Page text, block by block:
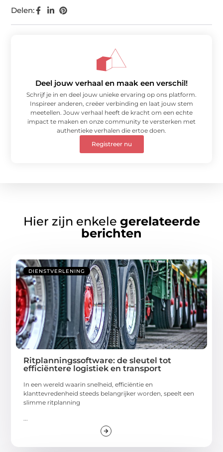
Delen:
Deel jouw verhaal en maak een verschil!
Schrijf je in en deel jouw unieke ervaring op ons platform.
Inspireer anderen, creëer verbinding en laat jouw stem
meetellen. Jouw verhaal heeft de kracht om een echte
impact te maken en onze community te versterken met
authentieke verhalen die ertoe doen.
Registreer nu
Hier zijn enkele gerelateerde
berichten
DIENSTVERLENING
Ritplanningssoftware: de sleutel tot
efficiëntere logistiek en transport
In een wereld waarin snelheid, efficiëntie en
klanttevredenheid steeds belangrijker worden, speelt een
slimme ritplanning
...